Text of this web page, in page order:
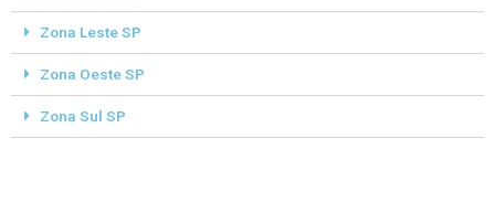
Zona Leste SP
Zona Oeste SP
Zona Sul SP